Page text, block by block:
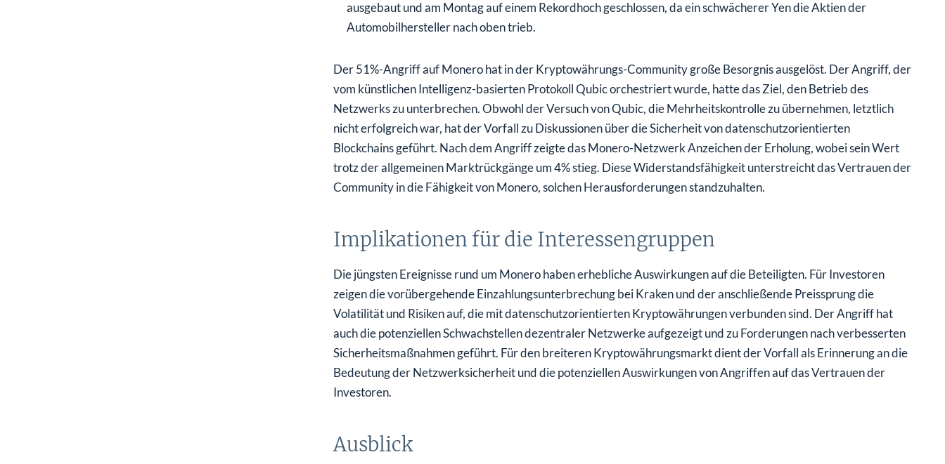
ausgebaut und am Montag auf einem Rekordhoch geschlossen, da ein schwächerer Yen die Aktien der
Automobilhersteller nach oben trieb.
Der 51%-Angriff auf Monero hat in der Kryptowährungs-Community große Besorgnis ausgelöst. Der Angriff, der
vom künstlichen Intelligenz-basierten Protokoll Qubic orchestriert wurde, hatte das Ziel, den Betrieb des
Netzwerks zu unterbrechen. Obwohl der Versuch von Qubic, die Mehrheitskontrolle zu übernehmen, letztlich
nicht erfolgreich war, hat der Vorfall zu Diskussionen über die Sicherheit von datenschutzorientierten
Blockchains geführt. Nach dem Angriff zeigte das Monero-Netzwerk Anzeichen der Erholung, wobei sein Wert
trotz der allgemeinen Marktrückgänge um 4% stieg. Diese Widerstandsfähigkeit unterstreicht das Vertrauen der
Community in die Fähigkeit von Monero, solchen Herausforderungen standzuhalten.
Implikationen für die Interessengruppen
Die jüngsten Ereignisse rund um Monero haben erhebliche Auswirkungen auf die Beteiligten. Für Investoren
zeigen die vorübergehende Einzahlungsunterbrechung bei Kraken und der anschließende Preissprung die
Volatilität und Risiken auf, die mit datenschutzorientierten Kryptowährungen verbunden sind. Der Angriff hat
auch die potenziellen Schwachstellen dezentraler Netzwerke aufgezeigt und zu Forderungen nach verbesserten
Sicherheitsmaßnahmen geführt. Für den breiteren Kryptowährungsmarkt dient der Vorfall als Erinnerung an die
Bedeutung der Netzwerksicherheit und die potenziellen Auswirkungen von Angriffen auf das Vertrauen der
Investoren.
Ausblick